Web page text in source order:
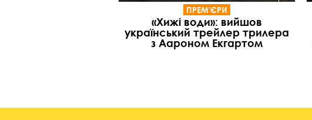
ПРЕМ'ЄРИ
«Хижі води»: вийшов
український трейлер трилера
з Аароном Екгартом